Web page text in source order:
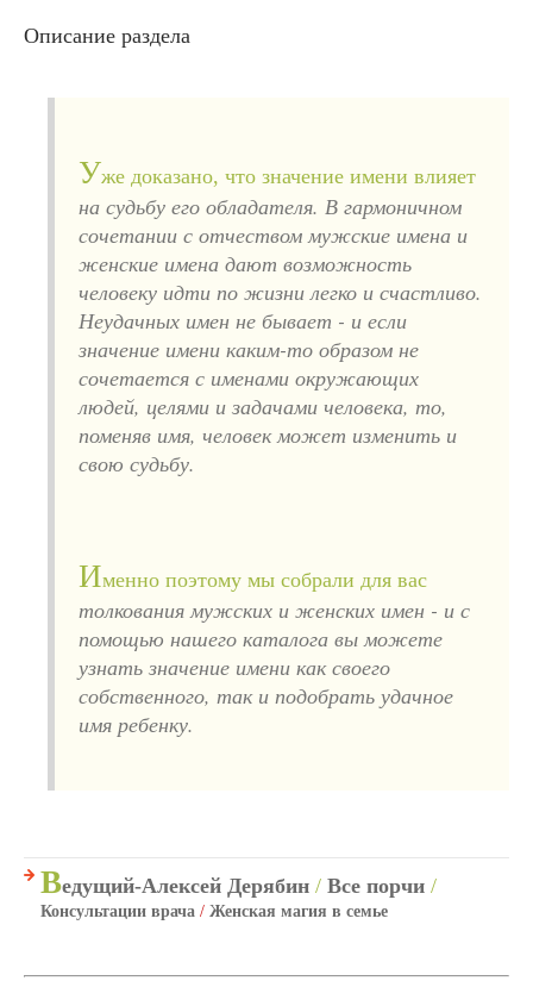
Описание раздела
Уже доказано, что значение имени влияет
на судьбу его обладателя. В гармоничном
сочетании с отчеством мужские имена и
женские имена дают возможность
человеку идти по жизни легко и счастливо.
Неудачных имен не бывает - и если
значение имени каким-то образом не
сочетается с именами окружающих
людей, целями и задачами человека, то,
поменяв имя, человек может изменить и
свою судьбу.
Именно поэтому мы собрали для вас
толкования мужских и женских имен - и с
помощью нашего каталога вы можете
узнать значение имени как своего
собственного, так и подобрать удачное
имя ребенку.
Ведущий-Алексей Дерябин / Все порчи /
Консультации врача / Женская магия в семье